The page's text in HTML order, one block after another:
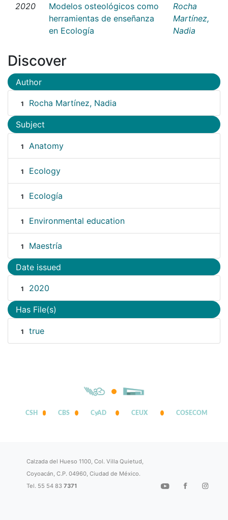
2020
Modelos osteológicos como
herramientas de enseñanza
en Ecología
Rocha
Martínez,
Nadia
Discover
Author
1 Rocha Martínez, Nadia
Subject
1 Anatomy
1 Ecology
1 Ecología
1 Environmental education
1 Maestría
Date issued
1 2020
Has File(s)
1 true
CSH CBS CyAD CEUX COSECOM
Calzada del Hueso 1100, Col. Villa Quietud,
Coyoacán, C.P. 04960, Ciudad de México.
Tel. 55 54 837371